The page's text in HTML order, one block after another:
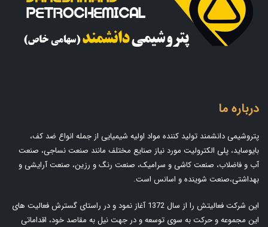
درباره ما
پتروشیمی دانشمند تولید کننده مواد اولیه شیمیایی از جمله انواع ضد کف،
بایوساید، پلی الکترولیت مورد نیاز صنایع مختلف مانند صنعت نساجی، صنعت
آب و فاضلاب، صنعت کاشی و سرامیک، صنعت رنگ و رزین، صنعت آرایشی و
بهداشتی،صنعت شوینده و اسانس است.
این شرکت فعالیتش را از سال 1372 آغاز نمود و در راستای گسترش فعالیت های
این مجموعه و حرکت به سوی توسعه و در جهت نیل به مقاصد خود، اقداماتی